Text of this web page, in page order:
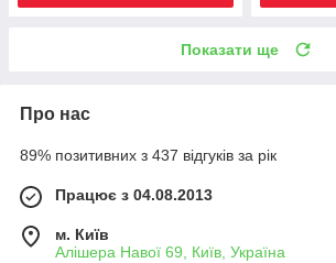
Показати ще
Про нас
89% позитивних з 437 відгуків за рік
Працює з 04.08.2013
м. Київ
Алішера Навої 69, Київ, Україна